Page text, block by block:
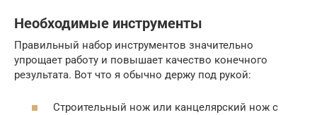
Необходимые инструменты
Правильный набор инструментов значительно
упрощает работу и повышает качество конечного
результата. Вот что я обычно держу под рукой:
Строительный нож или канцелярский нож с